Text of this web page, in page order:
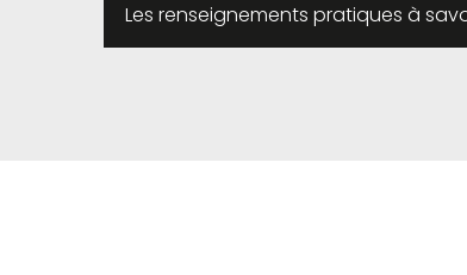
Les renseignements pratiques à